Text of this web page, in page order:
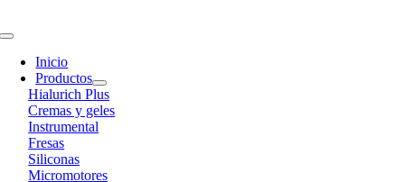
to
Toggle
Navigation
Inicio
Productos
Hialurich Plus
Cremas y geles
Instrumental
Fresas
Siliconas
Micromotores